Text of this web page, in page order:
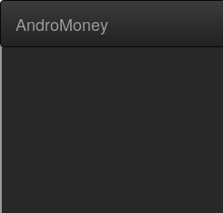
AndroMoney